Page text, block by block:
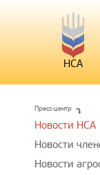
НСА
Пресс-центр
Новости НСА
Новости
Новости